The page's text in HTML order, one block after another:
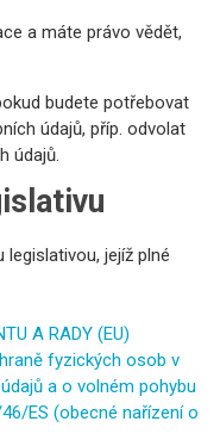
a máte právo vědět,
budete potřebovat
údajů, příp. odvolat
údajů.
jejíž plné
A RADY (EU)
fyzických osob v
a o volném pohybu
ES (obecné nařízení o